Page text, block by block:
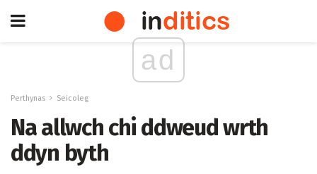
ad
Perthynas Seicoleg
Na allwch chi ddweud wrth
ddyn byth